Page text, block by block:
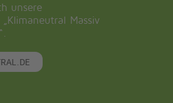
unsere
Massiv